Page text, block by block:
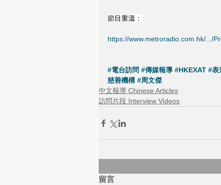
節目重溫：
https://www.metroradio.com.hk/.../
#電台訪問 #傳媒報導 #HKEXAT #表
慈善機構 #周文傑
中文報導 Chinese Articles
訪問片段 Interview Videos
留言